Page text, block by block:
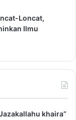
Loncat,
Ilmu
khaira”